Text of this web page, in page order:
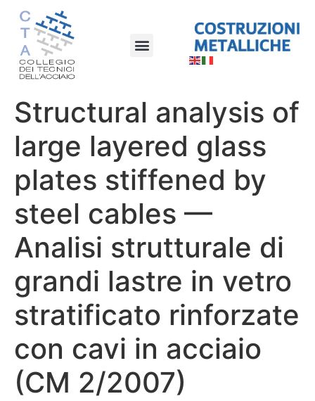
Structural analysis of
large layered glass
plates stiffened by
steel cables —
Analisi strutturale di
grandi lastre in vetro
stratificato rinforzate
con cavi in acciaio
(CM 2/2007)